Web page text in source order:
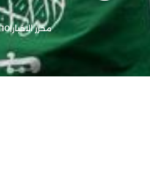
محرر الاخبار|10 يونيو, 2026